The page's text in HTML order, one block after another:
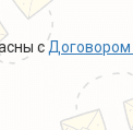
с